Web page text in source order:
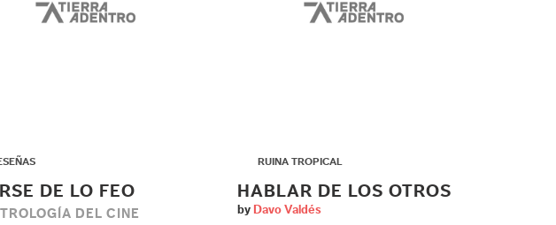
DE LO FEO
DEL CINE
RUINA TROPICAL
HABLAR DE LOS OTROS
by Davo Valdés